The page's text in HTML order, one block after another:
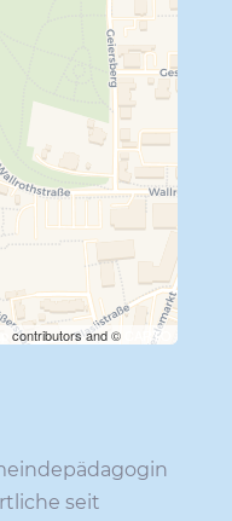
…
geladen
contributors and © CARTO
seit